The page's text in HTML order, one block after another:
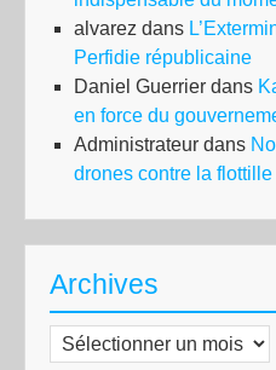
alvarez dans
Perfidie républicaine
Daniel Guerrier dans
en force du
Administrateur dans
drones contre la
Archives
Archives